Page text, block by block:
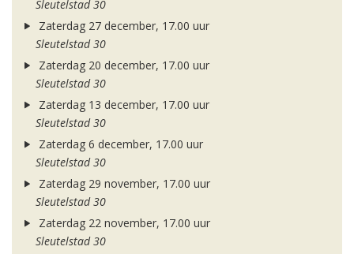
Sleutelstad 30
Zaterdag 27 december, 17.00 uur
Sleutelstad 30
Zaterdag 20 december, 17.00 uur
Sleutelstad 30
Zaterdag 13 december, 17.00 uur
Sleutelstad 30
Zaterdag 6 december, 17.00 uur
Sleutelstad 30
Zaterdag 29 november, 17.00 uur
Sleutelstad 30
Zaterdag 22 november, 17.00 uur
Sleutelstad 30